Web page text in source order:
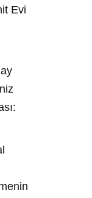
Evi